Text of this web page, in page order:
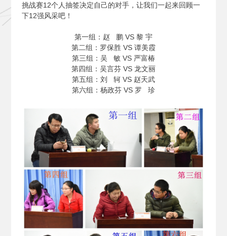
挑战赛12个人抽签决定自己的对手，让我们一起来回顾一
下12强风采吧！
第一组：赵 鹏 VS 黎 宇
第二组：罗保胜 VS 谭美霞
第三组：吴 敏 VS 严富椿
第四组：吴言芬 VS 龙文丽
第五组：刘 轲 VS 赵天武
第六组：杨政芬 VS 罗 珍